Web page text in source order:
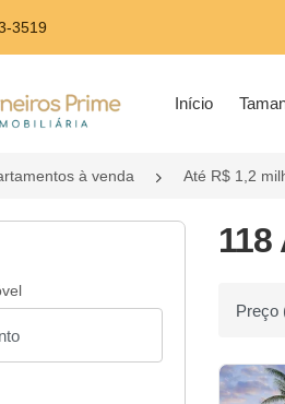
3519
Início
à venda Até R$ 1,2
Ordenar